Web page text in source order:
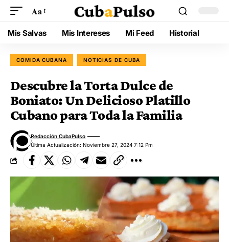
Aa
Mis Salvas Mis Intereses Mi Feed Historial
COMIDA CUBANA NOTICIAS DE CUBA
Descubre la Torta Dulce de
Boniato: Un Delicioso Platillo
Cubano para Toda la Familia
Última Actualización: Noviembre 27, 2024 7:12 Pm
Redacción CubaPulso